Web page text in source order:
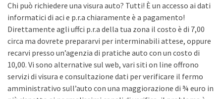
Chi può richiedere una visura auto? Tutti! È un accesso ai dati
informatici di aci e p.r.a chiaramente è a pagamento!
Direttamente agli uffci p.r.a della tua zona il costo è di 7,00
circa ma dovrete prepararvi per interminabili attese, oppure
recarvi presso un’agenzia di pratiche auto con un costo di
10,00. Vi sono alternative sul web, vari siti on line offrono
servizi di visura e consultazione dati per verificare il fermo
amministrativo sull’auto con una maggiorazione di ¾ euro in